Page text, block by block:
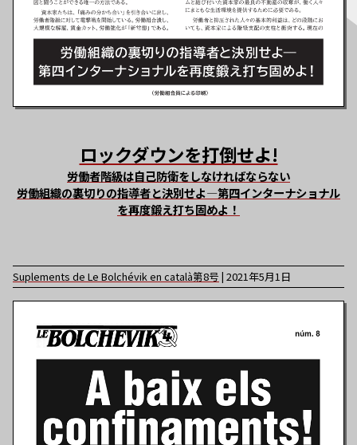
ロックダウンを打倒せよ!
労働者階級は自己防衛をしなければならない
労働組織の裏切りの指導者と決別せよ―第四インターナショナル
を再度鍛え打ち固めよ！
Suplements de Le Bolchévik en català第8号 | 2021年5月1日